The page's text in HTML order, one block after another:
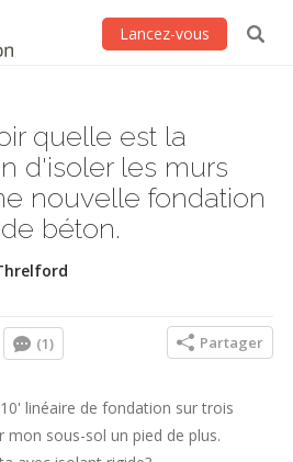
Lancez-vous
quelle est la
d'isoler les murs
nouvelle fondation
béton.
(1) Partager
linéaire de fondation sur trois
mon sous-sol un pied de plus.